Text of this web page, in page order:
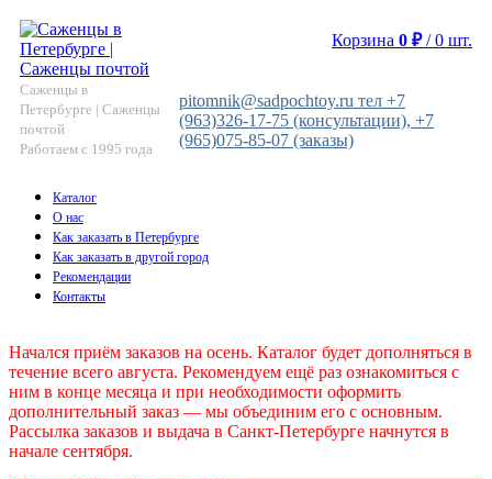
Саженцы в
Петербурге | Саженцы
почтой
Работаем с 1995 года
Корзина 0 ₽ /0 шт.
pitomnik@sadpochtoy.ru тел +7
(963)326-17-75 (консультации), +7
(965)075-85-07 (заказы)
Каталог
О нас
Как заказать в Петербурге
Как заказать в другой город
Рекомендации
Контакты
Начался приём заказов на осень. Каталог будет дополняться в
течение всего августа. Рекомендуем ещё раз ознакомиться с
ним в конце месяца и при необходимости оформить
дополнительный заказ — мы объединим его с основным.
Рассылка заказов и выдача в Санкт‑Петербурге начнутся в
начале сентября.